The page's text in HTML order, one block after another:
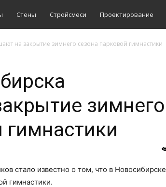
Стены Стройсмеси Проектирование
на закрытие зимнего сезона парковой гимнастики
зимнего
гимнастики
стало известно о том, что в Новосибирске
гимнастики.